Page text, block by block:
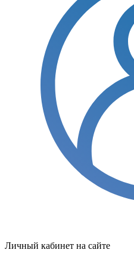
Личный кабинет на сайте